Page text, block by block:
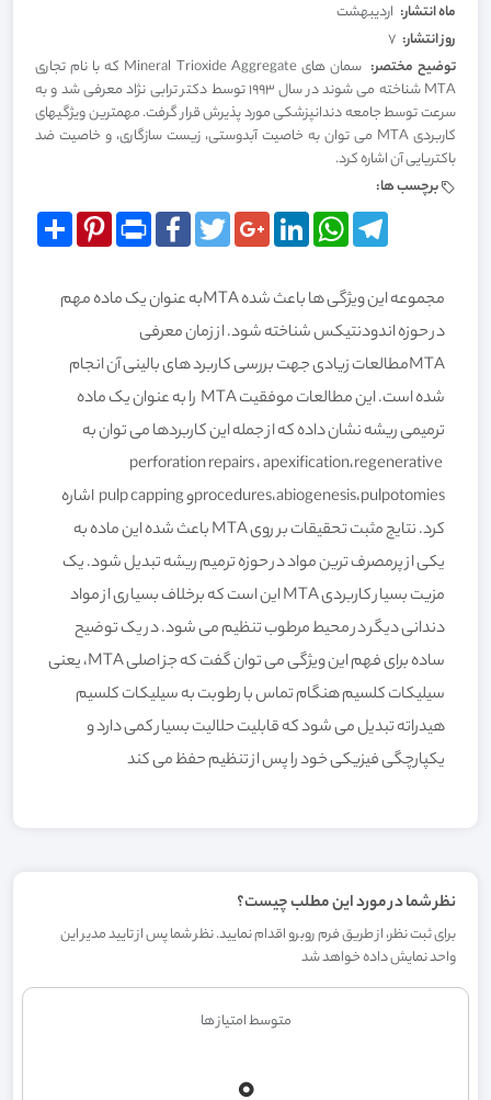
ماه انتشار: اردیبهشت
روز انتشار: 7
توضیح مختصر:
سمان های Mineral Trioxide Aggregate که با نام تجاری
MTA شناخته می شوند در سال 1993 توسط دکتر ترابی نژاد معرفی شد و به
سرعت توسط جامعه دندانپزشکی مورد پذیرش قرار گرفت. مهمترین ویژگیهای
کاربردی MTA می توان به خاصیت آبدوستی، زیست سازگاری، و خاصیت ضد
باکتریایی آن اشاره کرد.
برچسب ها:
Share
Pinterest Print
FacebookTwitterGoogle+LinkedIn
WhatsAppTelegram
مجموعه این ویژگی ها باعث شده MTAبه عنوان یک ماده مهم
در حوزه اندودنتیکس شناخته شود. از زمان معرفی
MTAمطالعات زیادی جهت بررسی کاربرد های بالینی آن انجام
شده است. این مطالعات موفقیت MTA را به عنوان یک ماده
ترمیمی ریشه نشان داده که از جمله این کاربردها می توان به
perforation repairs ، apexification،regenerative
procedures،abiogenesis،pulpotomiesو pulp capping اشاره
کرد. نتایج مثبت تحقیقات بر روی MTA باعث شده این ماده به
یکی از پرمصرف ترین مواد در حوزه ترمیم ریشه تبدیل شود. یک
مزیت بسیار کاربردی MTA این است که برخلاف بسیاری از مواد
دندانی دیگر در محیط مرطوب تنظیم می شود. در یک توضیح
ساده برای فهم این ویژگی می توان گفت که جز اصلی MTA، یعنی
سیلیکات کلسیم هنگام تماس با رطوبت به سیلیکات کلسیم
هیدراته تبدیل می شود که قابلیت حلالیت بسیار کمی دارد و
یکپارچگی فیزیکی خود را پس از تنظیم حفظ می کند
نظر شما در مورد این مطلب چیست؟
برای ثبت نظر، از طریق فرم روبرو اقدام نمایید. نظر شما پس از تایید مدیر این
واحد نمایش داده خواهد شد
متوسط امتیاز ها